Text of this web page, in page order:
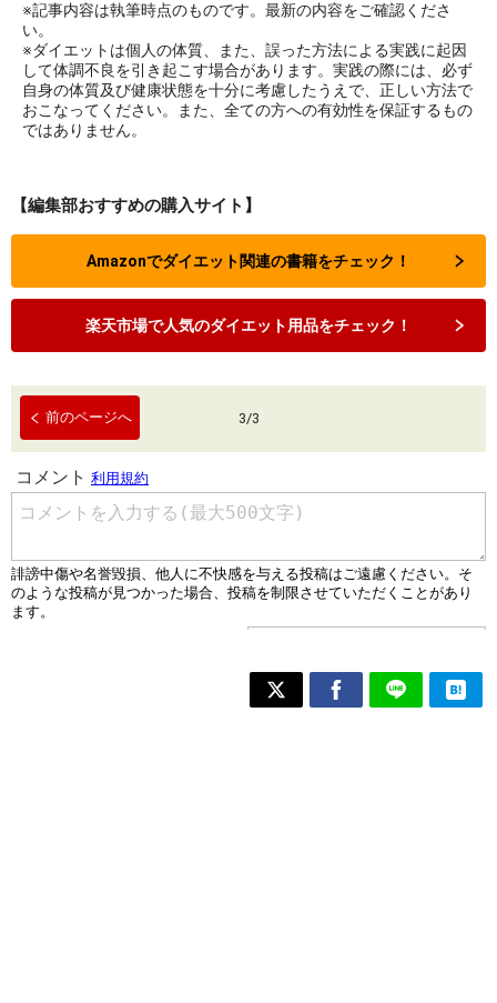
※記事内容は執筆時点のものです。最新の内容をご確認くださ
い。
※ダイエットは個人の体質、また、誤った方法による実践に起因
して体調不良を引き起こす場合があります。実践の際には、必ず
自身の体質及び健康状態を十分に考慮したうえで、正しい方法で
おこなってください。また、全ての方への有効性を保証するもの
ではありません。
【編集部おすすめの購入サイト】
Amazonでダイエット関連の書籍をチェック！
楽天市場で人気のダイエット用品をチェック！
前のページへ 3/3